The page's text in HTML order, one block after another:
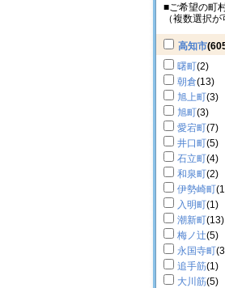
■ご希望の町
（複数選択が
高知市
曙町(2)
朝倉(13)
旭上町(3)
旭町(3)
愛宕町(7)
井口町(5)
石立町(4)
和泉町(2)
伊勢崎町
入明町(1)
潮新町(13)
梅ノ辻(5)
永国寺町
追手筋(1)
大川筋(5)